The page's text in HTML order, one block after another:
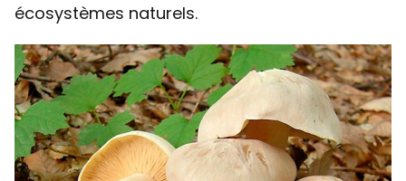
écosystèmes naturels.